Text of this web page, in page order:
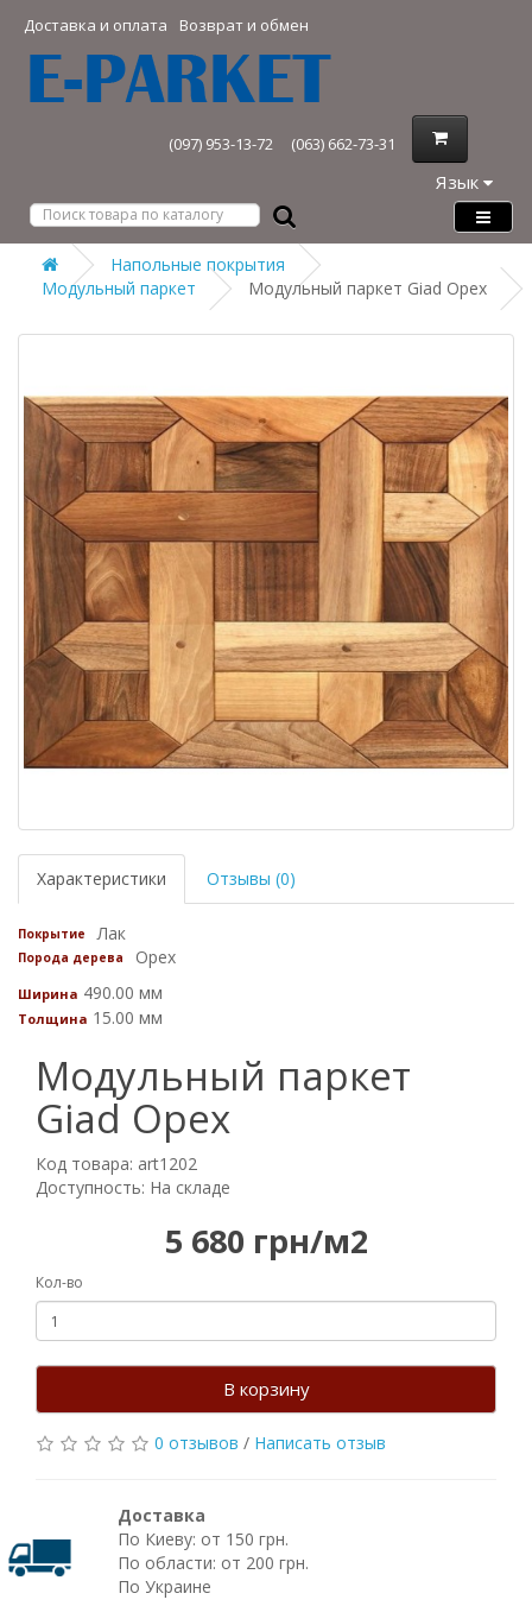
Доставка и оплата Возврат и обмен
(097) 953-13-72 (063) 662-73-31
Язык
Напольные покрытия
Модульный паркет
Модульный паркет Giad Орех
Характеристики Отзывы (0)
Покрытие Лак
Порода дерева Орех
Ширина 490.00 мм
Толщина 15.00 мм
Модульный паркет
Giad Орех
Код товара: art1202
Доступность: На складе
5 680 грн/м2
Кол-во
В корзину
0 отзывов / Написать отзыв
Доставка
По Киеву: от 150 грн.
По области: от 200 грн.
По Украине